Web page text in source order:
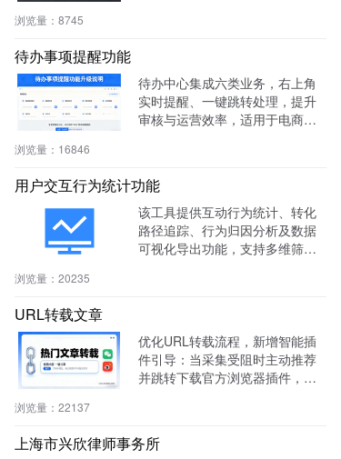
浏览量： 8745
待办事项提醒功能
待办中心集成六类业务，右上角
实时提醒、一键跳转处理，提升
审核与运营效率，适用于电商、
浏览量： 16846
用户交互行为统计功能
该工具提供互动行为统计、转化
路径追踪、行为归因分析及数据
可视化导出功能，支持多维筛选
浏览量： 20235
URL转载文章
优化URL转载流程，新增智能插
件引导：当采集受阻时主动推荐
并跳转下载官方浏览器插件，有
浏览量： 22137
上海市兴欣律师事务所